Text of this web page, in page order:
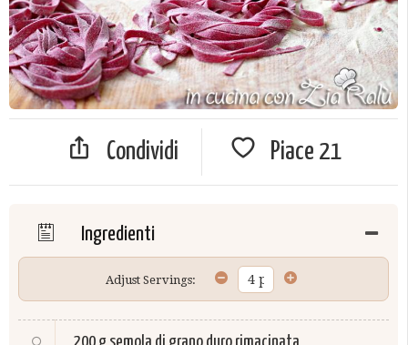
Condividi Piace 21
Ingredienti
Adjust Servings:
200 g semola di grano duro rimacinata